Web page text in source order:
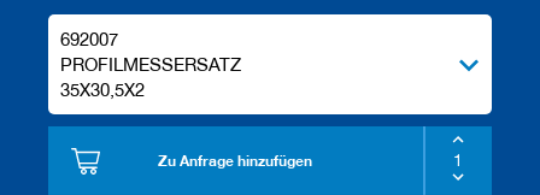
692007
PROFILMESSERSATZ
35X30,5X2
Zu Anfrage hinzufügen